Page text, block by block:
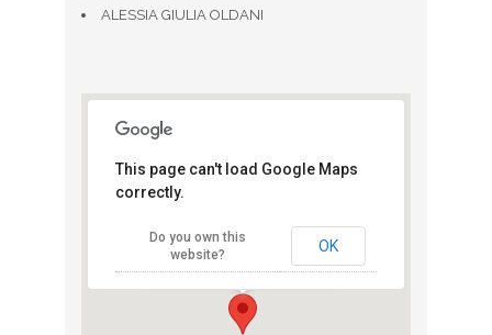
ALESSIA GIULIA OLDANI
Brescia art
viale Europa - Brescia
View Eventi
This page can't load Google Maps
correctly.
Do you own this
website?
OK